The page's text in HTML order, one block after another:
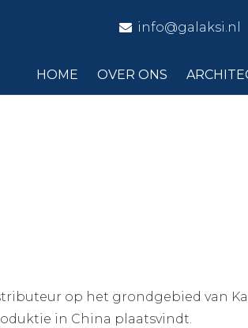
info@galaksi.nl
HOME OVER ONS
op het grondgebied van
in China plaatsvindt.